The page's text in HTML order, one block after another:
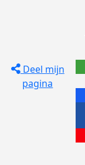
Deel mijn
pagina